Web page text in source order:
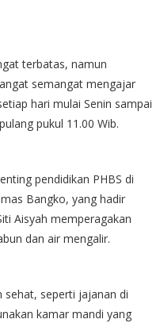
terbatas, namun
semangat mengajar
hari mulai Senin sampai
pukul 11.00 Wib.
pendidikan PHBS di
Bangko, yang hadir
Aisyah memperagakan
dan air mengalir.
sehat, seperti jajanan di
kamar mandi yang